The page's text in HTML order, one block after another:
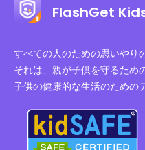
FlashGet
すべての人のための思いやり
それは、親が子供を守るため
子供の健康的な生活のための